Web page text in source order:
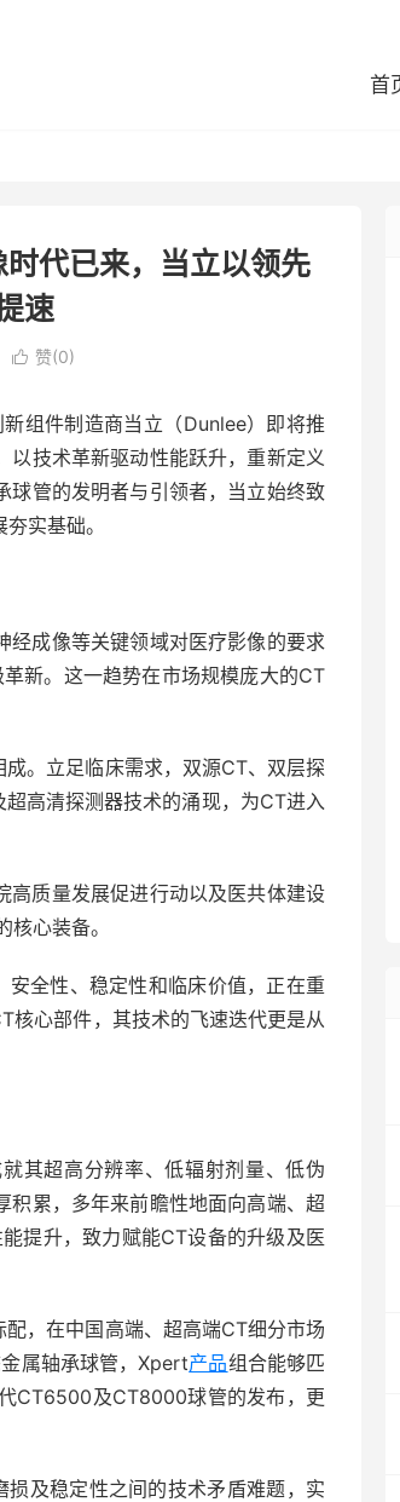
首
代已来，当立以领先
速
 赞(0)
件制造商当立（Dunlee）即将推
技术革新驱动性能跃升，重新定义
球管的发明者与引领者，当立始终致
实基础。
成像等关键领域对医疗影像的要求
新。这一趋势在市场规模庞大的CT
。立足临床需求，双源CT、双层探
高清探测器技术的涌现，为CT进入
质量发展促进行动以及医共体建设
心装备。
全性、稳定性和临床价值，正在重
核心部件，其技术的飞速迭代更是从
其超高分辨率、低辐射剂量、低伪
积累，多年来前瞻性地面向高端、超
提升，致力赋能CT设备的升级及医
，在中国高端、超高端CT细分市场
属轴承球管，Xpert产品组合能够匹
CT6500及CT8000球管的发布，更
及稳定性之间的技术矛盾难题，实